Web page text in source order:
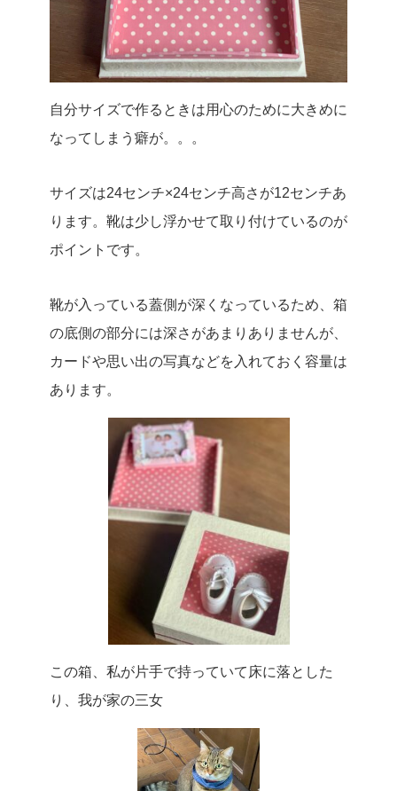
自分サイズで作るときは用心のために大きめに
なってしまう癖が。。。
サイズは24センチ×24センチ高さが12センチあ
ります。靴は少し浮かせて取り付けているのが
ポイントです。
靴が入っている蓋側が深くなっているため、箱
の底側の部分には深さがあまりありませんが、
カードや思い出の写真などを入れておく容量は
あります。
この箱、私が片手で持っていて床に落とした
り、我が家の三女